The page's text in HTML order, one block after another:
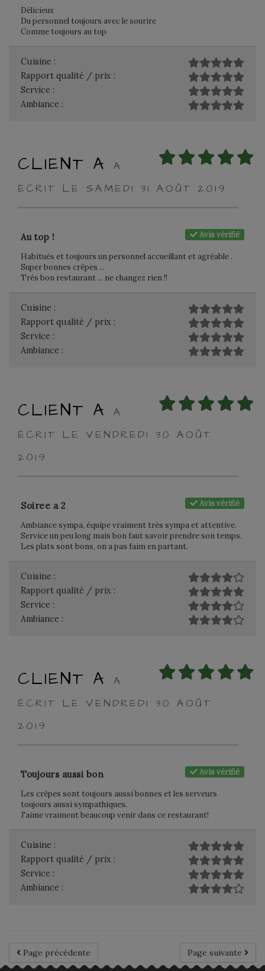
Délicieux
Du personnel toujours avec le sourire
Comme toujours au top
Cuisine :
Rapport qualité / prix :
Service :
Ambiance :
CLIENT A
A
ÉCRIT LE SAMEDI 31 AOÛT 2019
Avis vérifié
Au top !
Habitués et toujours un personnel accueillant et agréable .
Super bonnes crêpes ...
Très bon restaurant ... ne changez rien !!
Cuisine :
Rapport qualité / prix :
Service :
Ambiance :
CLIENT A
A
ÉCRIT LE VENDREDI 30 AOÛT
2019
Avis vérifié
Soiree a 2
Ambiance sympa, équipe vraiment très sympa et attentive.
Service un peu long mais bon faut savoir prendre son temps.
Les plats sont bons, on a pas faim en partant.
Cuisine :
Rapport qualité / prix :
Service :
Ambiance :
CLIENT A
A
ÉCRIT LE VENDREDI 30 AOÛT
2019
Avis vérifié
Toujours aussi bon
Les crêpes sont toujours aussi bonnes et les serveurs
toujours aussi sympathiques.
J'aime vraiment beaucoup venir dans ce restaurant!
Cuisine :
Rapport qualité / prix :
Service :
Ambiance :
Page suivante
Page précédente